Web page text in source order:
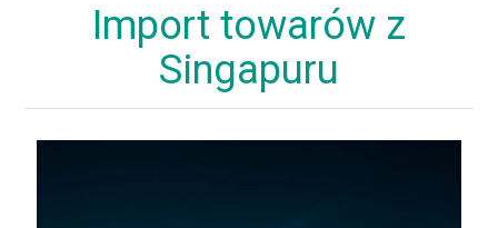
Import towarów z
Singapuru